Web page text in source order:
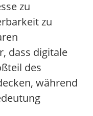
zu
zu
dass digitale
des
während